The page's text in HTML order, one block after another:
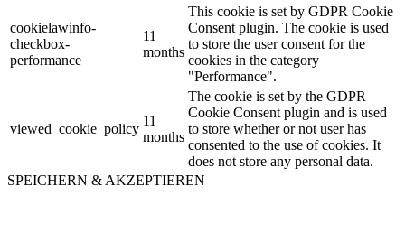
cookielawinfo-
checkbox-
performance
11
months
This cookie is set by GDPR Cookie
Consent plugin. The cookie is used
to store the user consent for the
cookies in the category
"Performance".
viewed_cookie_policy
11
months
The cookie is set by the GDPR
Cookie Consent plugin and is used
to store whether or not user has
consented to the use of cookies. It
does not store any personal data.
SPEICHERN & AKZEPTIEREN